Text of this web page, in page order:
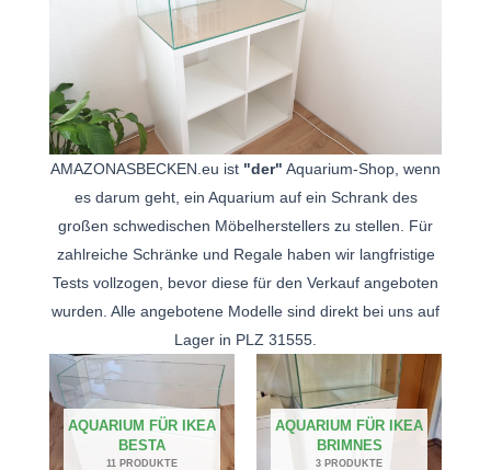
AMAZONASBECKEN.eu ist "der" Aquarium-Shop, wenn
es darum geht, ein Aquarium auf ein Schrank des
großen schwedischen Möbelherstellers zu stellen. Für
zahlreiche Schränke und Regale haben wir langfristige
Tests vollzogen, bevor diese für den Verkauf angeboten
wurden. Alle angebotene Modelle sind direkt bei uns auf
Lager in PLZ 31555.
AQUARIUM FÜR IKEA
BESTA
11 PRODUKTE
AQUARIUM FÜR IKEA
BRIMNES
3 PRODUKTE